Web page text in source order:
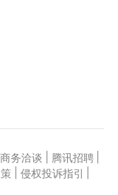
商务洽谈 腾讯招聘
侵权投诉指引